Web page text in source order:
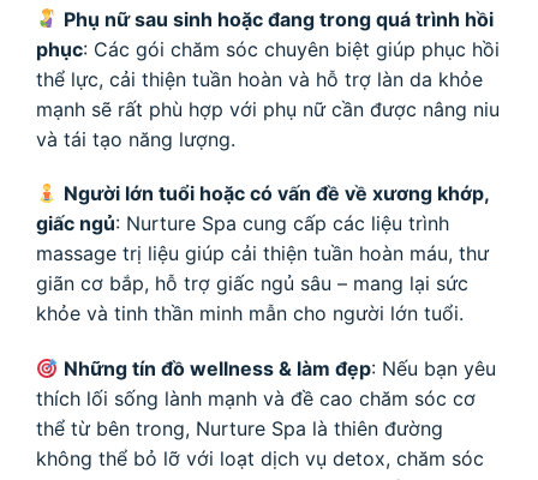
Phụ nữ sau sinh hoặc đang trong quá trình hồi
phục: Các gói chăm sóc chuyên biệt giúp phục hồi
thể lực, cải thiện tuần hoàn và hỗ trợ làn da khỏe
mạnh sẽ rất phù hợp với phụ nữ cần được nâng niu
và tái tạo năng lượng.
Người lớn tuổi hoặc có vấn đề về xương khớp,
giấc ngủ: Nurture Spa cung cấp các liệu trình
massage trị liệu giúp cải thiện tuần hoàn máu, thư
giãn cơ bắp, hỗ trợ giấc ngủ sâu – mang lại sức
khỏe và tinh thần minh mẫn cho người lớn tuổi.
Những tín đồ wellness & làm đẹp: Nếu bạn yêu
thích lối sống lành mạnh và đề cao chăm sóc cơ
thể từ bên trong, Nurture Spa là thiên đường
không thể bỏ lỡ với loạt dịch vụ detox, chăm sóc